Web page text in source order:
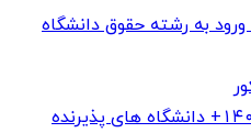
به رشته حقوق دانشگاه
رشته روانشناسی بدون کنکور ۱۴۰۵+ دانشگاه های پذیرنده